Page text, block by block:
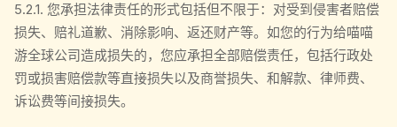
5.2.1. 您承担法律责任的形式包括但不限于：对受到侵害者赔偿
损失、赔礼道歉、消除影响、返还财产等。如您的行为给喵喵
游全球公司造成损失的，您应承担全部赔偿责任，包括行政处
罚或损害赔偿款等直接损失以及商誉损失、和解款、律师费、
诉讼费等间接损失。